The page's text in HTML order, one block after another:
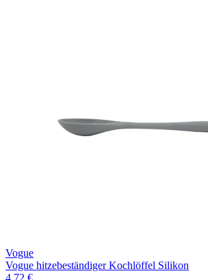
Vogue
Vogue hitzebeständiger Kochlöffel Silikon
4,72 €